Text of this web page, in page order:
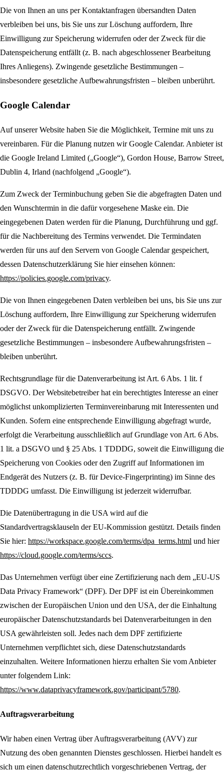
Die von Ihnen an uns per Kontaktanfragen übersandten Daten
verbleiben bei uns, bis Sie uns zur Löschung auffordern, Ihre
Einwilligung zur Speicherung widerrufen oder der Zweck für die
Datenspeicherung entfällt (z. B. nach abgeschlossener Bearbeitung
Ihres Anliegens). Zwingende gesetzliche Bestimmungen –
insbesondere gesetzliche Aufbewahrungsfristen – bleiben unberührt.
Google Calendar
Auf unserer Website haben Sie die Möglichkeit, Termine mit uns zu
vereinbaren. Für die Planung nutzen wir Google Calendar. Anbieter ist
die Google Ireland Limited („Google“), Gordon House, Barrow Street,
Dublin 4, Irland (nachfolgend „Google“).
Zum Zweck der Terminbuchung geben Sie die abgefragten Daten und
den Wunschtermin in die dafür vorgesehene Maske ein. Die
eingegebenen Daten werden für die Planung, Durchführung und ggf.
für die Nachbereitung des Termins verwendet. Die Termindaten
werden für uns auf den Servern von Google Calendar gespeichert,
dessen Datenschutzerklärung Sie hier einsehen können:
https://policies.google.com/privacy.
Die von Ihnen eingegebenen Daten verbleiben bei uns, bis Sie uns zur
Löschung auffordern, Ihre Einwilligung zur Speicherung widerrufen
oder der Zweck für die Datenspeicherung entfällt. Zwingende
gesetzliche Bestimmungen – insbesondere Aufbewahrungsfristen –
bleiben unberührt.
Rechtsgrundlage für die Datenverarbeitung ist Art. 6 Abs. 1 lit. f
DSGVO. Der Websitebetreiber hat ein berechtigtes Interesse an einer
möglichst unkomplizierten Terminvereinbarung mit Interessenten und
Kunden. Sofern eine entsprechende Einwilligung abgefragt wurde,
erfolgt die Verarbeitung ausschließlich auf Grundlage von Art. 6 Abs.
1 lit. a DSGVO und § 25 Abs. 1 TDDDG, soweit die Einwilligung die
Speicherung von Cookies oder den Zugriff auf Informationen im
Endgerät des Nutzers (z. B. für Device-Fingerprinting) im Sinne des
TDDDG umfasst. Die Einwilligung ist jederzeit widerrufbar.
Die Datenübertragung in die USA wird auf die
Standardvertragsklauseln der EU-Kommission gestützt. Details finden
Sie hier: https://workspace.google.com/terms/dpa_terms.html und hier
https://cloud.google.com/terms/sccs.
Das Unternehmen verfügt über eine Zertifizierung nach dem „EU-US
Data Privacy Framework“ (DPF). Der DPF ist ein Übereinkommen
zwischen der Europäischen Union und den USA, der die Einhaltung
europäischer Datenschutzstandards bei Datenverarbeitungen in den
USA gewährleisten soll. Jedes nach dem DPF zertifizierte
Unternehmen verpflichtet sich, diese Datenschutzstandards
einzuhalten. Weitere Informationen hierzu erhalten Sie vom Anbieter
unter folgendem Link:
https://www.dataprivacyframework.gov/participant/5780.
Auftragsverarbeitung
Wir haben einen Vertrag über Auftragsverarbeitung (AVV) zur
Nutzung des oben genannten Dienstes geschlossen. Hierbei handelt es
sich um einen datenschutzrechtlich vorgeschriebenen Vertrag, der